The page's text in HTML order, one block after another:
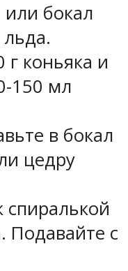
или бокал
г коньяка и
150 мл
в бокал
цедру
спиралькой
Подавайте с